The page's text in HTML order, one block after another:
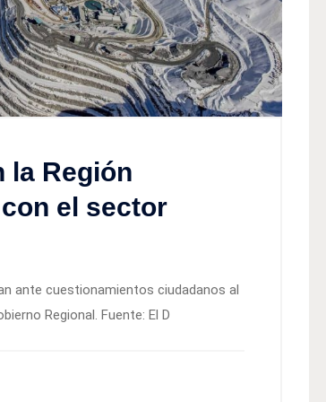
la Región
el sector
ante cuestionamientos ciudadanos al
Regional. Fuente: El D